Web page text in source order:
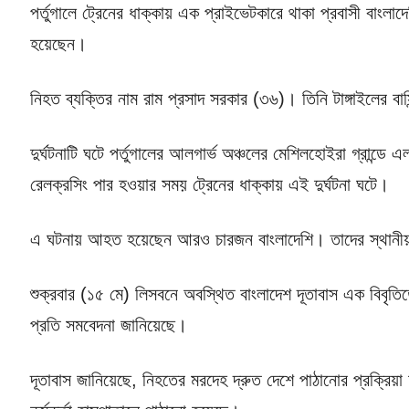
পর্তুগালে ট্রেনের ধাক্কায় এক প্রাইভেটকারে থাকা প্রবাসী
হয়েছেন।
নিহত ব্যক্তির নাম রাম প্রসাদ সরকার (৩৬)। তিনি টাঙ্গাইলের
দুর্ঘটনাটি ঘটে পর্তুগালের আলগার্ভ অঞ্চলের মেশিলহোইরা
রেলক্রসিং পার হওয়ার সময় ট্রেনের ধাক্কায় এই দুর্ঘটনা ঘটে।
এ ঘটনায় আহত হয়েছেন আরও চারজন বাংলাদেশি। তাদের স্থানীয়
শুক্রবার (১৫ মে) লিসবনে অবস্থিত বাংলাদেশ দূতাবাস এক
প্রতি সমবেদনা জানিয়েছে।
দূতাবাস জানিয়েছে, নিহতের মরদেহ দ্রুত দেশে পাঠানোর